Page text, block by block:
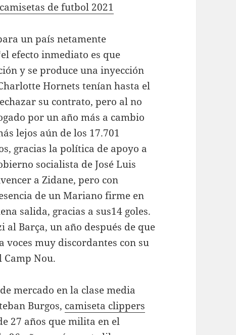
camisetas de futbol 2021
un país netamente
efecto inmediato es que
y se produce una inyección
Hornets tenían hasta el
su contrato, pero al no
por un año más a cambio
lejos aún de los 17.701
gracias la política de apoyo a
socialista de José Luis
a Zidane, pero con
de un Mariano firme en
salida, gracias a sus14 goles.
al Barça, un año después de que
voces muy discordantes con su
Nou.
mercado en la clase media
Burgos, camiseta clippers
27 años que milita en el